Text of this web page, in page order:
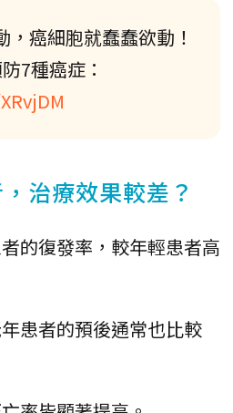
癌細胞就蠢蠢欲動！
7種癌症：
治療效果較差？
的復發率，較年輕患者高
患者的預後通常也比較